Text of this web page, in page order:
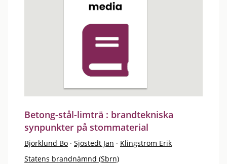
Betong-stål-limträ : brandtekniska
synpunkter på stommaterial
Björklund Bo · Sjöstedt Jan · Klingström Erik
Statens brandnämnd (Sbrn)